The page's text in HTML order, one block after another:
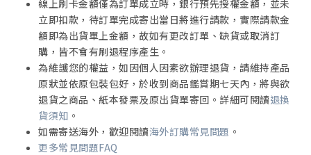
線上刷卡金額僅為訂單成立時，銀行預先授權金額，並未
立即扣款，待訂單完成寄出當日將進行請款，實際請款金
額即為出貨單上金額，故如有更改訂單、缺貨或取消訂
購，皆不會有刷退程序產生。
為維護您的權益，如因個人因素欲辦理退貨，請維持產品
原狀並依原包裝包好，於收到商品鑑賞期七天內，將與欲
退貨之商品、紙本發票及原出貨單寄回。詳細可閱讀退換
貨須知 。
如需寄送海外，歡迎閱讀海外訂購常見問題 。
更多常見問題FAQ